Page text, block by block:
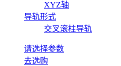
XYZ轴
导轨形式
交叉滚柱导轨
请选择参数
去选购